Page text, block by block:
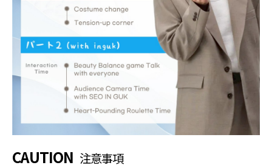
CAUTION 注意事項